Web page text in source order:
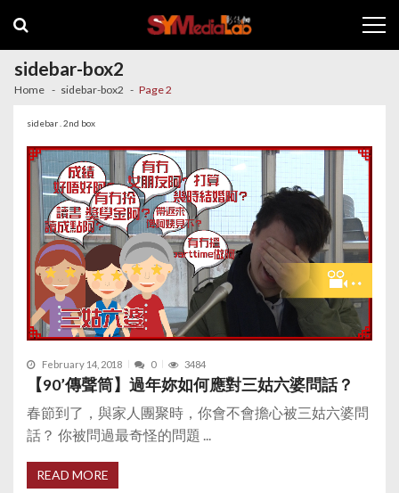
navigation
content
sidebar-box2
Home sidebar-box2 Page 2
sidebar . 2nd box
February 14, 2018 0 3484
【90’傳聲筒】過年妳如何應對三姑六婆問話？
春節到了，與家人團聚時，你會不會擔心被三姑六婆問
話？ 你被問過最奇怪的問題 ...
READ MORE